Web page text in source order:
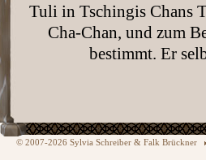
Tuli in Tschingis Chans
Cha-Chan, und zum
bestimmt. Er
© 2007-2026 Sylvia Schreiber & Falk Brückner